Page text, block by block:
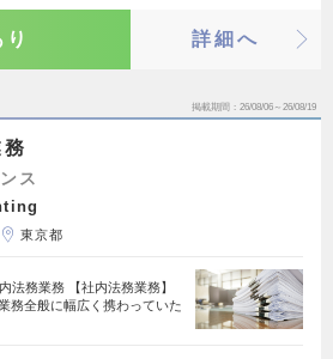
詳細へ
掲載期間 26/08/06～26/08/19
ス
東京都
法務業務 【社内法務業務】
務全般に幅広く携わっていた